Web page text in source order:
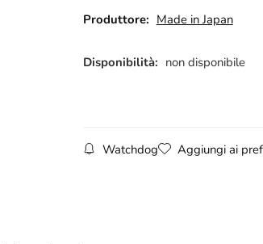
Produttore: Made in Japan
Disponibilità: non disponibile
Watchdog Aggiungi ai